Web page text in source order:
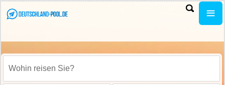
Wohin reisen Sie?